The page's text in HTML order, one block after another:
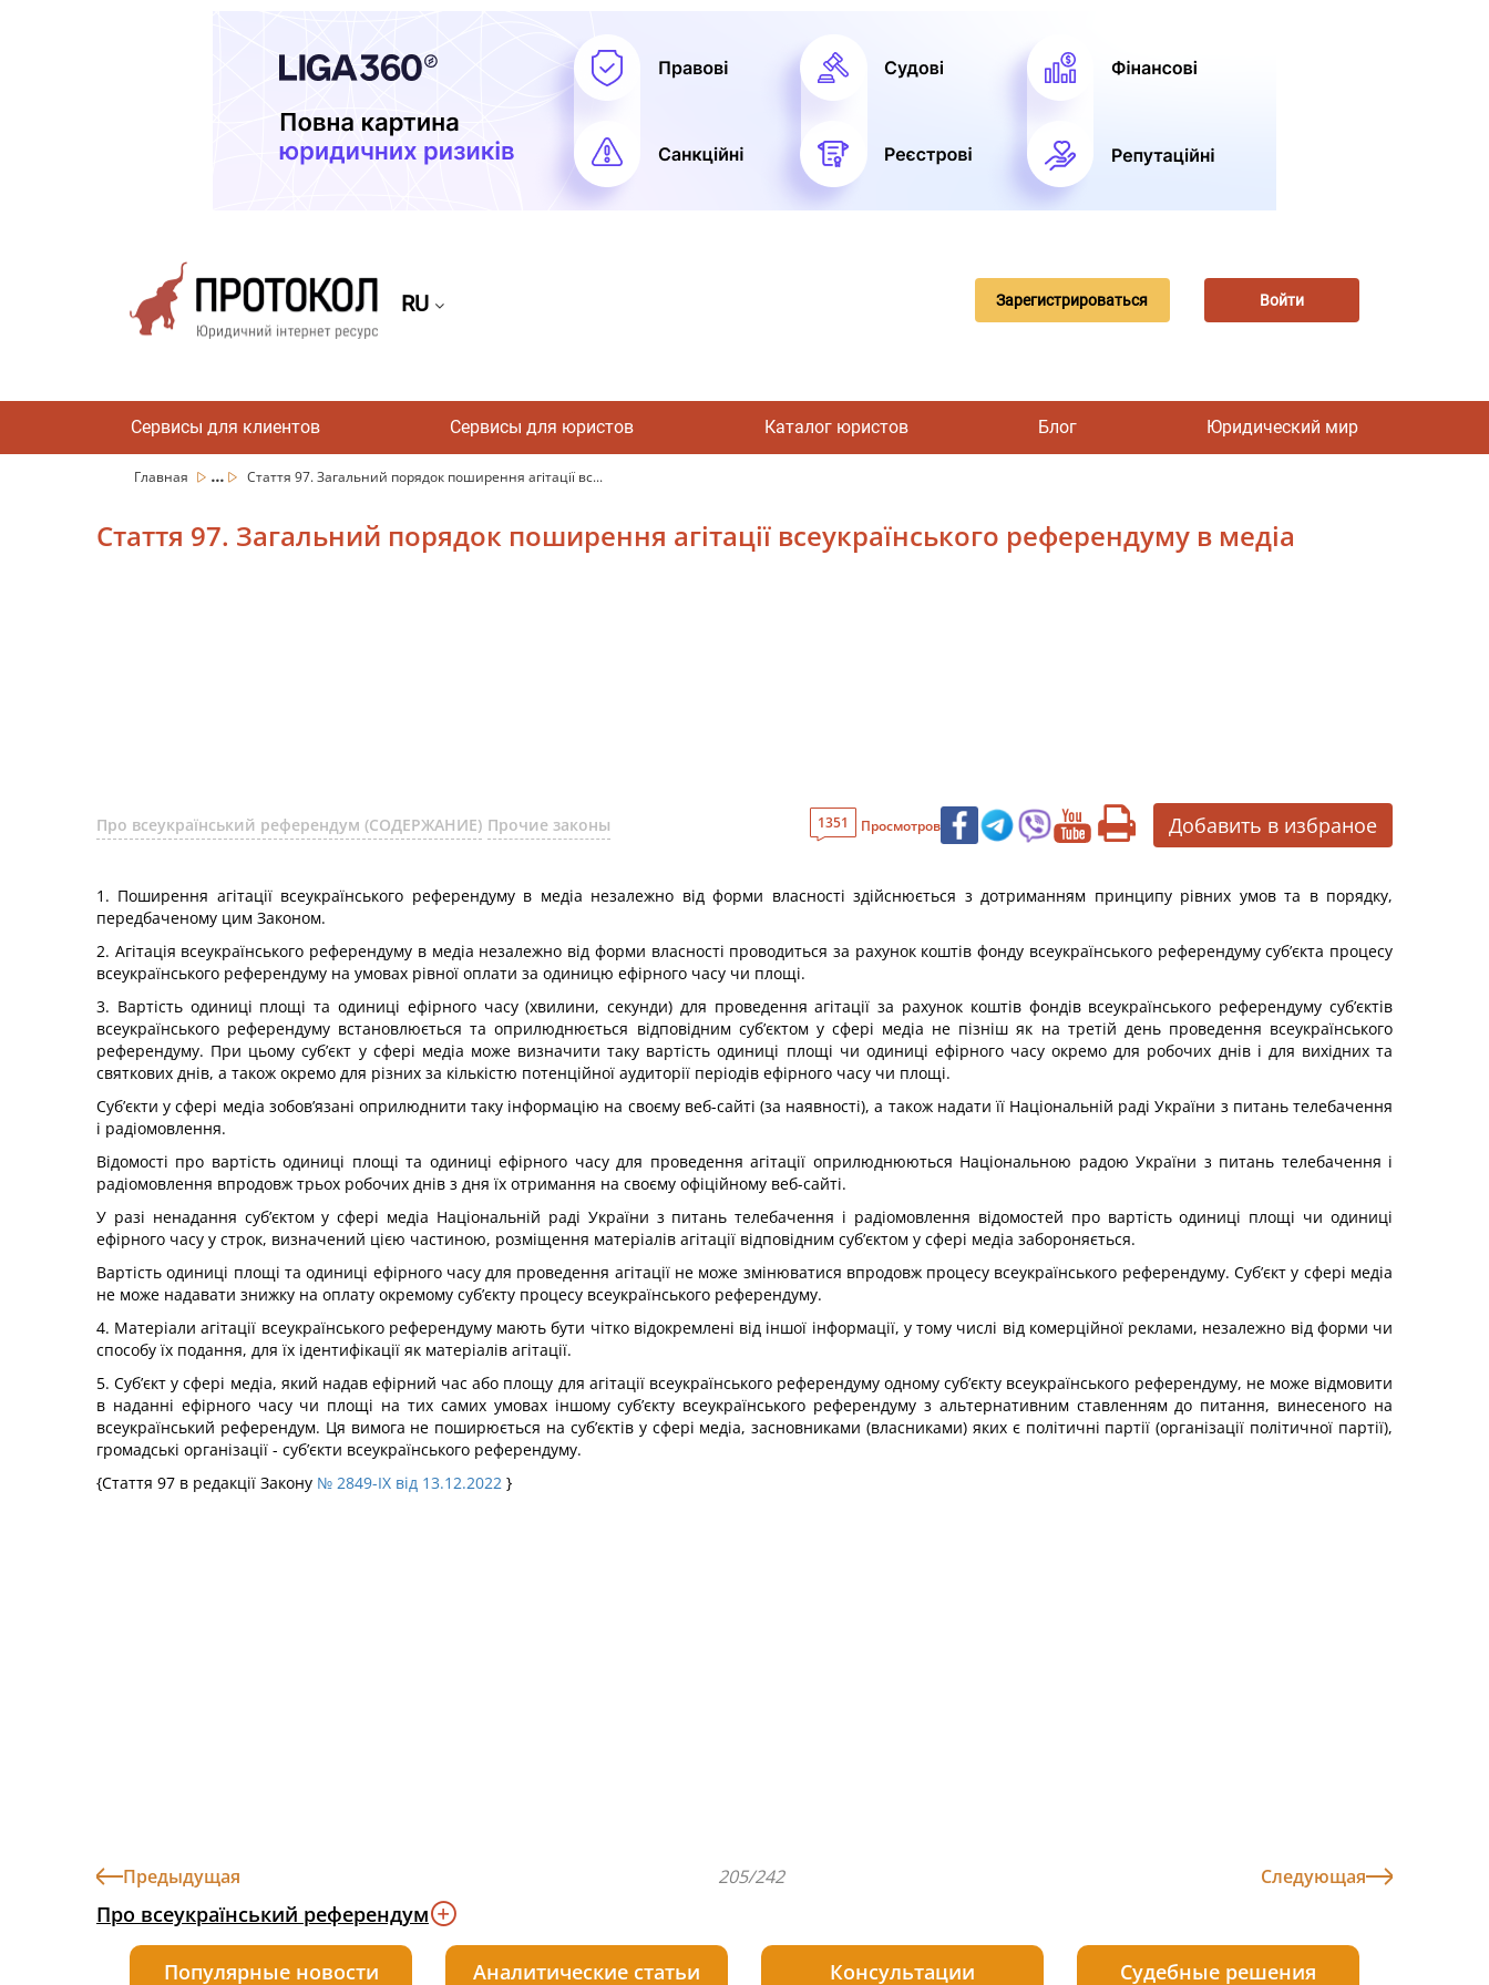
RU Зарегистрироваться Войти
Сервисы для клиентов Сервисы для юристов Каталог юристов Блог Юридический мир
Главная ... Стаття 97. Загальний порядок поширення агітації вс...
Стаття 97. Загальний порядок поширення агітації всеукраїнського референдуму в медіа
Про всеукраїнський референдум (СОДЕРЖАНИЕ) Прочие законы 1351 Просмотров Добавить в избраное
1. Поширення агітації всеукраїнського референдуму в медіа незалежно від форми власності здійснюється з дотриманням принципу рівних умов та в порядку,
передбаченому цим Законом.
2. Агітація всеукраїнського референдуму в медіа незалежно від форми власності проводиться за рахунок коштів фонду всеукраїнського референдуму суб’єкта процесу
всеукраїнського референдуму на умовах рівної оплати за одиницю ефірного часу чи площі.
3. Вартість одиниці площі та одиниці ефірного часу (хвилини, секунди) для проведення агітації за рахунок коштів фондів всеукраїнського референдуму суб’єктів
всеукраїнського референдуму встановлюється та оприлюднюється відповідним суб’єктом у сфері медіа не пізніш як на третій день проведення всеукраїнського
референдуму. При цьому суб’єкт у сфері медіа може визначити таку вартість одиниці площі чи одиниці ефірного часу окремо для робочих днів і для вихідних та
святкових днів, а також окремо для різних за кількістю потенційної аудиторії періодів ефірного часу чи площі.
Суб’єкти у сфері медіа зобов’язані оприлюднити таку інформацію на своєму веб-сайті (за наявності), а також надати її Національній раді України з питань телебачення
і радіомовлення.
Відомості про вартість одиниці площі та одиниці ефірного часу для проведення агітації оприлюднюються Національною радою України з питань телебачення і
радіомовлення впродовж трьох робочих днів з дня їх отримання на своєму офіційному веб-сайті.
У разі ненадання суб’єктом у сфері медіа Національній раді України з питань телебачення і радіомовлення відомостей про вартість одиниці площі чи одиниці
ефірного часу у строк, визначений цією частиною, розміщення матеріалів агітації відповідним суб’єктом у сфері медіа забороняється.
Вартість одиниці площі та одиниці ефірного часу для проведення агітації не може змінюватися впродовж процесу всеукраїнського референдуму. Суб’єкт у сфері медіа
не може надавати знижку на оплату окремому суб’єкту процесу всеукраїнського референдуму.
4. Матеріали агітації всеукраїнського референдуму мають бути чітко відокремлені від іншої інформації, у тому числі від комерційної реклами, незалежно від форми чи
способу їх подання, для їх ідентифікації як матеріалів агітації.
5. Суб’єкт у сфері медіа, який надав ефірний час або площу для агітації всеукраїнського референдуму одному суб’єкту всеукраїнського референдуму, не може відмовити
в наданні ефірного часу чи площі на тих самих умовах іншому суб’єкту всеукраїнського референдуму з альтернативним ставленням до питання, винесеного на
всеукраїнський референдум. Ця вимога не поширюється на суб’єктів у сфері медіа, засновниками (власниками) яких є політичні партії (організації політичної партії),
громадські організації - суб’єкти всеукраїнського референдуму.
{Стаття 97 в редакції Закону № 2849-IX від 13.12.2022 }
Предыдущая 205/242 Следующая
Про всеукраїнський референдум
Популярные новости Аналитические статьи Консультации Судебные решения